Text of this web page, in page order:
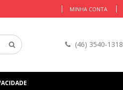
MINHA CONTA
(46) 3540-1318